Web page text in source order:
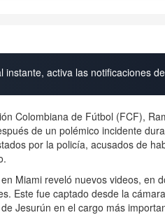
instante, activa las notificaciones
Colombiana de Fútbol (FCF),
de un polémico incidente
por la policía, acusados de
Miami reveló nuevos videos, en
Este fue captado desde la
Jesurún en el cargo más